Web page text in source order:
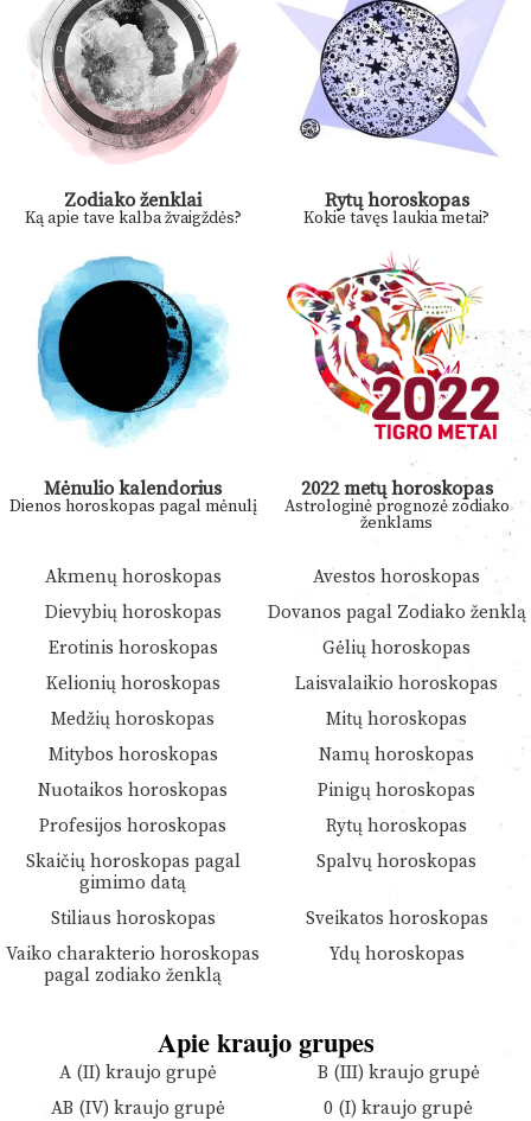
Zodiako ženklai
Ką apie tave kalba žvaigždės?
Rytų horoskopas
Kokie tavęs laukia metai?
Mėnulio kalendorius
Dienos horoskopas pagal mėnulį
2022 metų horoskopas
Astrologinė prognozė zodiako
ženklams
Akmenų horoskopas
Avestos horoskopas
Dievybių horoskopas
Dovanos pagal Zodiako ženklą
Erotinis horoskopas
Gėlių horoskopas
Kelionių horoskopas
Laisvalaikio horoskopas
Medžių horoskopas
Mitų horoskopas
Mitybos horoskopas
Namų horoskopas
Nuotaikos horoskopas
Pinigų horoskopas
Profesijos horoskopas
Rytų horoskopas
Skaičių horoskopas pagal
gimimo datą
Spalvų horoskopas
Stiliaus horoskopas
Sveikatos horoskopas
Vaiko charakterio horoskopas
pagal zodiako ženklą
Ydų horoskopas
Apie kraujo grupes
A (II) kraujo grupė
B (III) kraujo grupė
AB (IV) kraujo grupė
0 (I) kraujo grupė